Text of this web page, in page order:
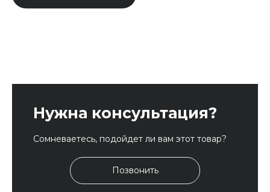
Нужна консультация?
Сомневаетесь, подойдет ли вам этот товар?
Позвонить